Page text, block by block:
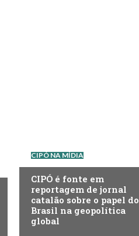
CIPÓ NA MÍDIA
CIPÓ é fonte em
reportagem de jornal
catalão sobre o papel do
Brasil na geopolítica
global